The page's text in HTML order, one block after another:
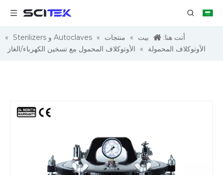
أنت هنا: بيت » منتجات » Autoclaves و Sterilizers
»
الأوتوكلاف المحمولة
» الأوتوكلاف المحمول مع تسخين الكهرباء/الغاز